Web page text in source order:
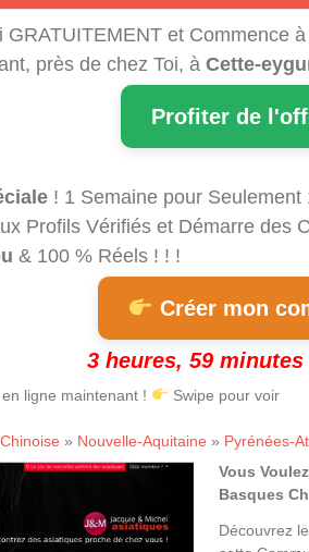
GRATUITEMENT et Commence
près de chez Toi, à Cette-
Profiter de
! 1 Semaine pour Seulement
Profils Vérifiés et Démarre des
& 100 % Réels ! ! !
Créer mon
3 heures, 59 minutes
ligne maintenant ! Swipe pour voir
» Nouvelle-Aquitaine » Pyrénées-
Vous
Basques
Découvrez